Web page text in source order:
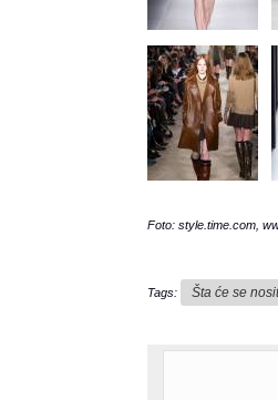
Foto: style.time.com,
Tags: Šta će se